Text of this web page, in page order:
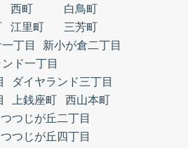
西町
白鳥町
江里町
三芳町
丁目
新小が倉二丁目
ド一丁目
ダイヤランド三丁目
上銭座町
西山本町
つつじが丘二丁目
つつじが丘四丁目